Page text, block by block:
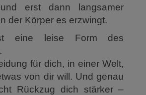
erst dann langsamer
der Körper es erzwingt.
eine leise Form des
für dich, in einer Welt,
von dir will. Und genau
Rückzug dich stärker –